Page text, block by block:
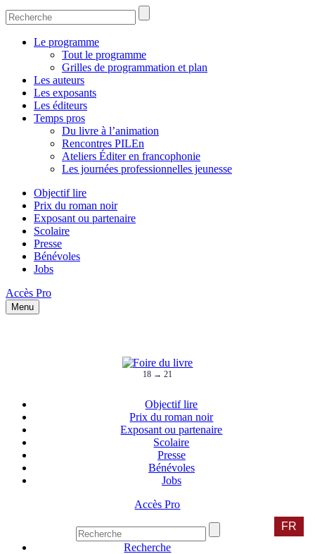
Le programme
Tout le programme
Grilles de programmation et plan
Les auteurs
Les exposants
Les éditeurs
Temps pros
Du livre à l’animation
Rencontres PILEn
Ateliers Éditer en francophonie
Les journées professionnelles jeunesse
Objectif lire
Prix du roman noir
Exposant ou partenaire
Scolaire
Presse
Bénévoles
Jobs
Accès Pro
Menu
18 → 21
Objectif lire
Prix du roman noir
Exposant ou partenaire
Scolaire
Presse
Bénévoles
Jobs
Accès Pro
FR
Recherche